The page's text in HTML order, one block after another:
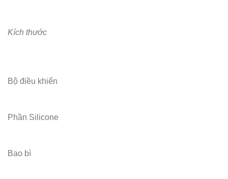
Kích thước
Bộ điều khiển
Phần Silicone
Bao bì